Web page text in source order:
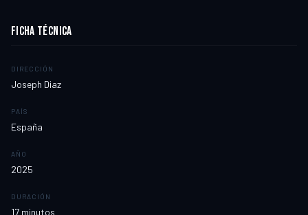
FICHA TÉCNICA
DIRECCIÓN
Joseph Diaz
PAÍS
España
AÑO
2025
DURACIÓN
17 minutos